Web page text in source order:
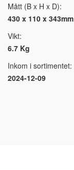
Mått (B x H x D):
430 x 110 x 343mm
Vikt:
6.7 Kg
Inkom i sortimentet:
2024-12-09